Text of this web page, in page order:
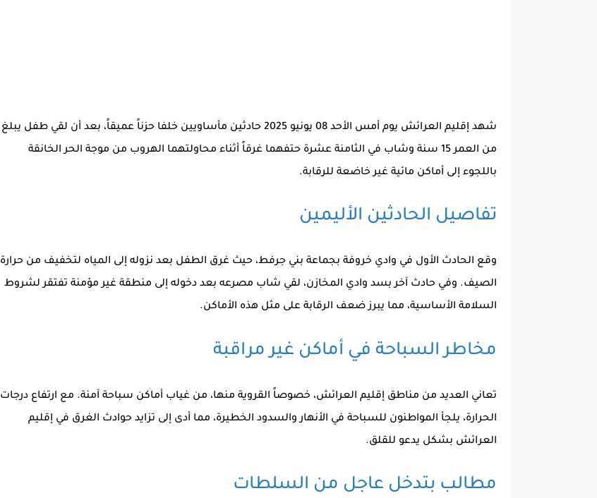
شهد إقليم العرائش
يوم أمس الأحد 08 يونيو 2025 حادثين مأساويين خلفا حزناً عميقاً، بعد أن لقي طفل يبلغ
من العمر 15 سنة وشاب في الثامنة عشرة حتفهما غرقاً أثناء محاولتهما الهروب من موجة الحر الخانقة
باللجوء إلى أماكن مائية غير خاضعة للرقابة.
تفاصيل الحادثين الأليمين
وقع الحادث الأول في وادي خروفة بجماعة بني جرفط، حيث غرق الطفل بعد نزوله إلى المياه لتخفيف من حرارة
الصيف. وفي حادث آخر بسد وادي المخازن، لقي شاب مصرعه بعد دخوله إلى منطقة غير مؤمنة تفتقر لشروط
السلامة الأساسية، مما يبرز ضعف الرقابة على مثل هذه الأماكن.
مخاطر السباحة في أماكن غير مراقبة
تعاني العديد من مناطق إقليم العرائش، خصوصاً القروية منها، من غياب أماكن سباحة آمنة. مع ارتفاع درجات
الحرارة، يلجأ المواطنون للسباحة في الأنهار والسدود الخطيرة، مما أدى إلى تزايد حوادث الغرق في إقليم
العرائش بشكل يدعو للقلق.
مطالب بتدخل عاجل من السلطات